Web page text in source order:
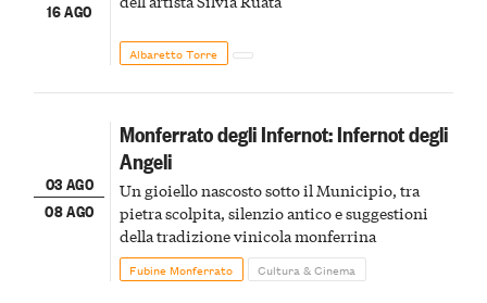
16 AGO
Albaretto Torre
03 AGO
08 AGO
Monferrato degli Infernot: Infernot degli
Angeli
Un gioiello nascosto sotto il Municipio, tra
pietra scolpita, silenzio antico e suggestioni
della tradizione vinicola monferrina
Fubine Monferrato Cultura & Cinema